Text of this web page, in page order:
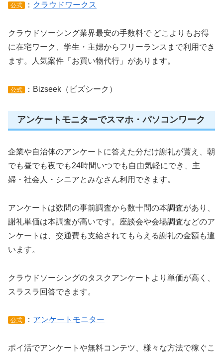
公式 ： クラウドワークス
クラウドソーシング業界最安の手数料で どこよりもお得
に在宅ワーク、学生・主婦からフリーランスまで利用でき
ます。人気案件「お買い物代行」があります。
公式 ：Bizseek（ビズシーク）
アンケートモニターでスマホ・パソコンワーク
企業や自治体のアンケートに答えた分だけ謝礼が貰え、朝
でも昼でも夜でも24時間いつでも自由気軽にでき、主
婦・社会人・シニアとみなさん利用できます。
アンケートは数問の事前調査から数十問の本調査があり、
謝礼単価は本調査が高いです。座談会や会場調査などのア
ンケートは、交通費も支給されてもらえる謝礼の金額も違
います。
クラウドソーシングのタスクアンケートより単価が高く、
スラスラ回答できます。
公式 ： アンケートモニター
ポイ活でアンケートや無料コンテツ、様々な方法で稼ぐこ